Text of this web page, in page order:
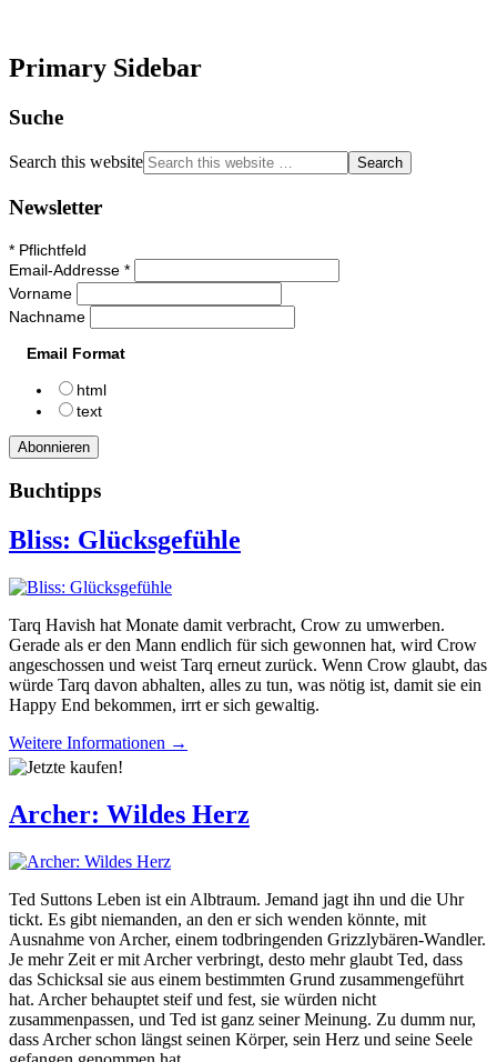
Primary Sidebar
Suche
Search this website
Newsletter
* Pflichtfeld
Email-Addresse *
Vorname
Nachname
Email Format
html
text
Buchtipps
Bliss: Glücksgefühle
Tarq Havish hat Monate damit verbracht, Crow zu umwerben.
Gerade als er den Mann endlich für sich gewonnen hat, wird Crow
angeschossen und weist Tarq erneut zurück. Wenn Crow glaubt, das
würde Tarq davon abhalten, alles zu tun, was nötig ist, damit sie ein
Happy End bekommen, irrt er sich gewaltig.
Weitere Informationen →
Archer: Wildes Herz
Ted Suttons Leben ist ein Albtraum. Jemand jagt ihn und die Uhr
tickt. Es gibt niemanden, an den er sich wenden könnte, mit
Ausnahme von Archer, einem todbringenden Grizzlybären-Wandler.
Je mehr Zeit er mit Archer verbringt, desto mehr glaubt Ted, dass
das Schicksal sie aus einem bestimmten Grund zusammengeführt
hat. Archer behauptet steif und fest, sie würden nicht
zusammenpassen, und Ted ist ganz seiner Meinung. Zu dumm nur,
dass Archer schon längst seinen Körper, sein Herz und seine Seele